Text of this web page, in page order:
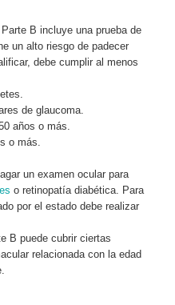
B incluye una prueba de
un alto riesgo de padecer
debe cumplir al menos
de glaucoma.
años o más.
o más.
un examen ocular para
o retinopatía diabética. Para
por el estado debe realizar
B puede cubrir ciertas
relacionada con la edad